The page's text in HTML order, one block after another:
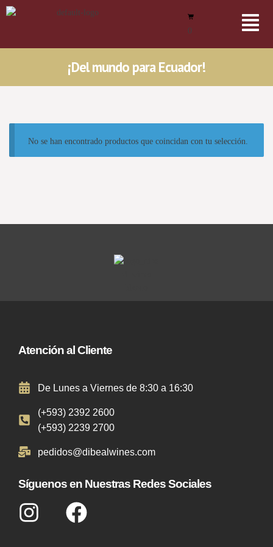
0
¡Del mundo para Ecuador!
No se han encontrado productos que coincidan con tu selección.
Atención al Cliente
De Lunes a Viernes de 8:30 a 16:30
(+593) 2392 2600
(+593) 2239 2700
pedidos@dibealwines.com
Síguenos en Nuestras Redes Sociales